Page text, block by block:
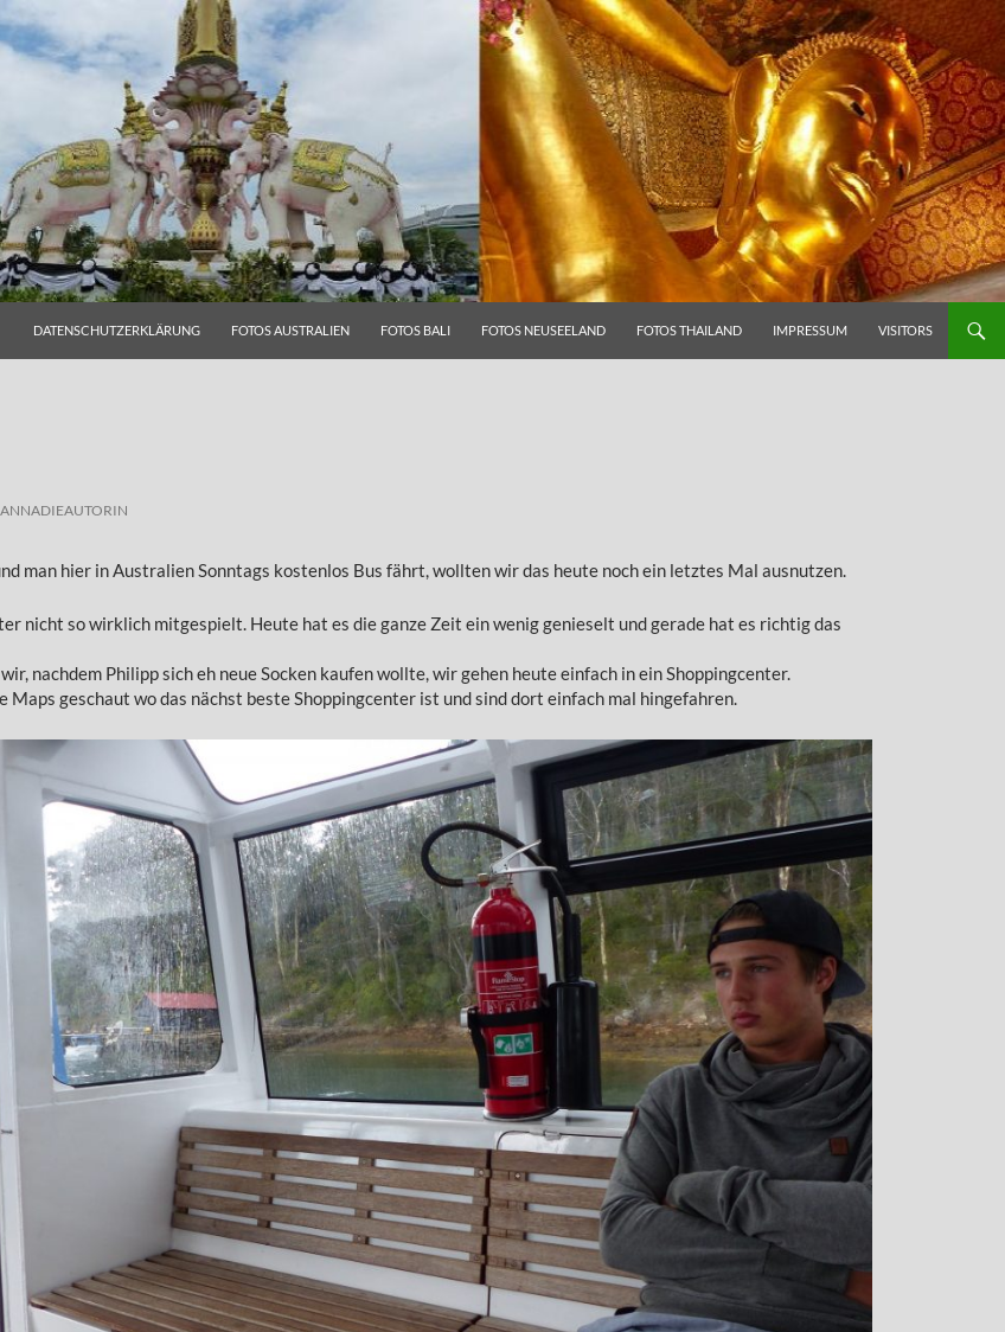
DATENSCHUTZERKLÄRUNG FOTOS AUSTRALIEN FOTOS BALI FOTOS NEUSEELAND FOTOS THAILAND IMPRESSUM VISITORS
ANNADIEAUTORIN
man hier in Australien Sonntags kostenlos Bus fährt, wollten wir das heute noch ein letztes Mal ausnutzen.
nicht so wirklich mitgespielt. Heute hat es die ganze Zeit ein wenig genieselt und gerade hat es richtig das
nachdem Philipp sich eh neue Socken kaufen wollte, wir gehen heute einfach in ein Shoppingcenter.
Maps geschaut wo das nächst beste Shoppingcenter ist und sind dort einfach mal hingefahren.